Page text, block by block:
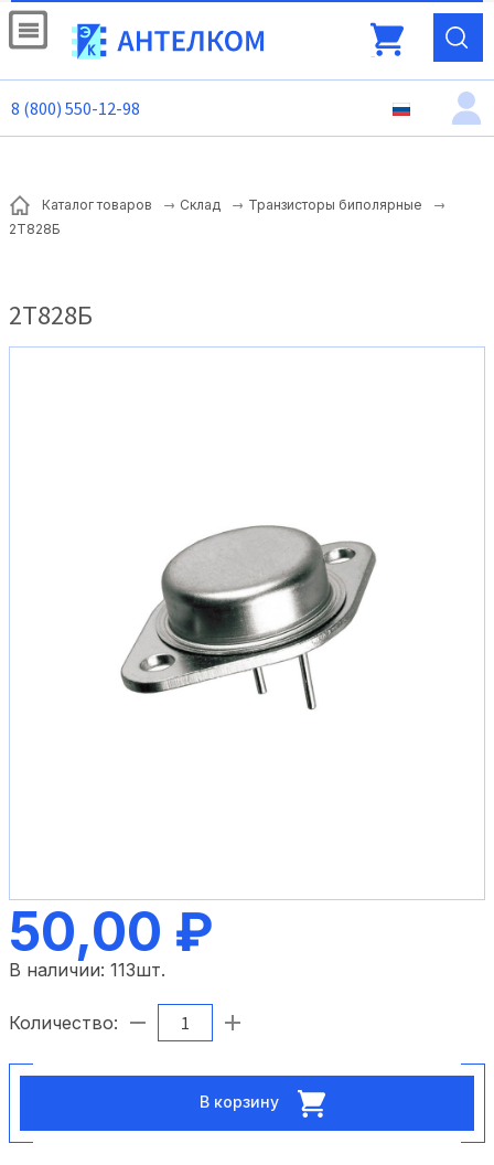
8 (800) 550-12-98
Каталог товаров Склад
Транзисторы биполярные
2Т828Б
2Т828Б
50,00 ₽
В наличии: 113шт.
Количество:
В корзину